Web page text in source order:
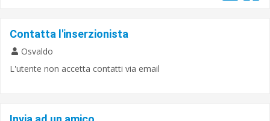
Contatta l'inserzionista
Osvaldo
L'utente non accetta contatti via email